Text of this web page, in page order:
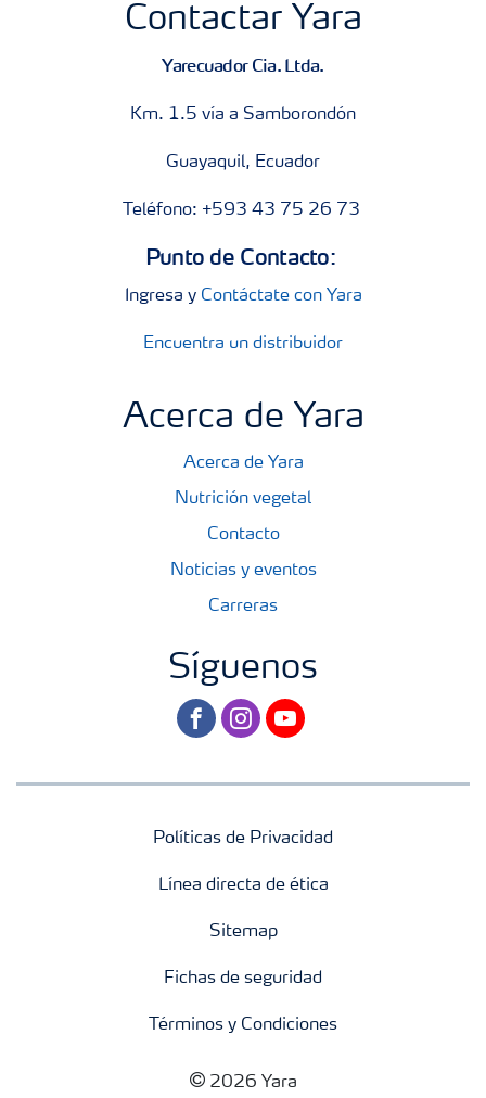
Contactar Yara
Yarecuador Cia. Ltda.
Km. 1.5 vía a Samborondón
Guayaquil, Ecuador
Teléfono: +593 43 75 26 73
Punto de Contacto:
Ingresa y Contáctate con Yara
Encuentra un distribuidor
Acerca de Yara
Acerca de Yara
Nutrición vegetal
Contacto
Noticias y eventos
Carreras
Síguenos
facebookinstagram
youtube
Políticas de Privacidad
Línea directa de ética
Sitemap
Fichas de seguridad
Términos y Condiciones
2026 Yara